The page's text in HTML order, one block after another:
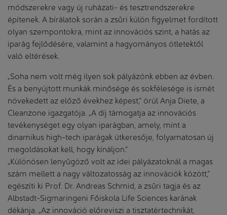
módszerekre vagy új ruházati- és tesztrendszerekre
építenek. A bírálatok során a zsűri külön figyelmet fordított
olyan szempontokra, mint az innovációs szint, a hatás az
iparág fejlődésére, valamint a hagyományos ötletektől
való eltérések.
„Soha nem volt még ilyen sok pályázónk ebben az évben.
És a benyújtott munkák minősége és sokfélesége is ismét
növekedett az előző évekhez képest,” örül Anja Diete, a
Cleanzone igazgatója. „A díj támogatja az innovációs
tevékenységet egy olyan iparágban, amely, mint a
dinamikus high-tech iparágak útkeresője, folyamatosan új
megoldásokat kell, hogy kínáljon.”
„Különösen lenyűgöző volt az idei pályázatoknál a magas
szám mellett a nagy változatosság az innovációk között,”
egészíti ki Prof. Dr. Andreas Schmid, a zsűri tagja és az
Albstadt-Sigmaringeni Főiskola Life Sciences karának
dékánja. „Az innováció előreviszi a tisztatértechnikát,